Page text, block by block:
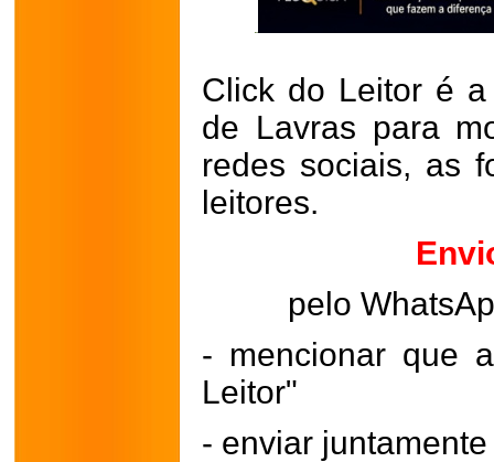
Click do Leitor é
de Lavras para
redes sociais, as
leitores.
pelo
- mencionar que
Leitor"
- enviar